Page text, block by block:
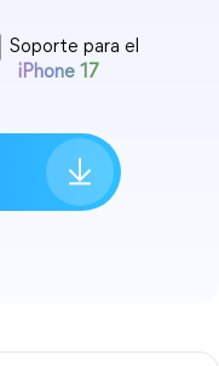
Soporte para el
iPhone 17